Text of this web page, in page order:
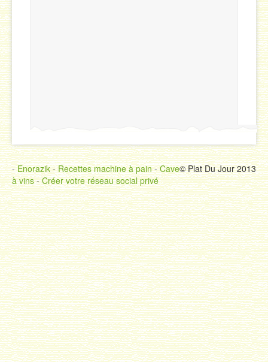
© Plat Du Jour 2013
-Enorazik-Recettes machine à pain-Cave
à vins-Créer votre réseau social privé